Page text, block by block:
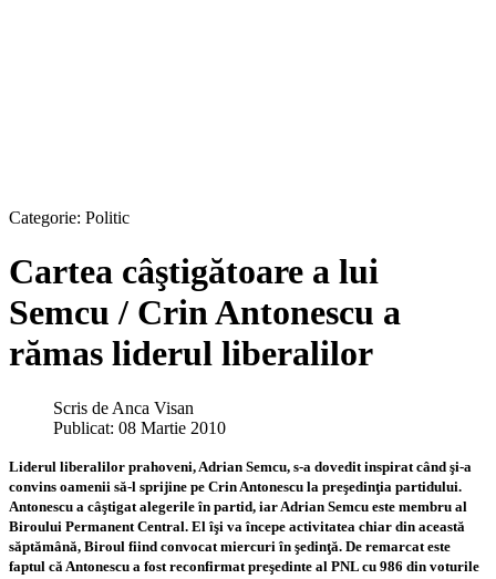
Categorie: Politic
Cartea câştigătoare a lui
Semcu / Crin Antonescu a
rămas liderul liberalilor
Scris de Anca Visan
Publicat: 08 Martie 2010
Liderul liberalilor prahoveni, Adrian Semcu, s-a dovedit inspirat când şi-a
convins oamenii să-l sprijine pe Crin Antonescu la preşedinţia partidului.
Antonescu a câştigat alegerile în partid, iar Adrian Semcu este membru al
Biroului Permanent Central. El îşi va începe activitatea chiar din această
săptămână, Biroul fiind convocat miercuri în şedinţă. De remarcat este
faptul că Antonescu a fost reconfirmat preşedinte al PNL cu 986 din voturile